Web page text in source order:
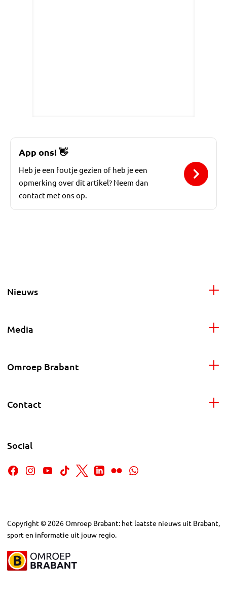
App ons!👋
Heb je een foutje gezien of heb je een
opmerking over dit artikel? Neem dan
contact met ons op.
Nieuws
Media
Omroep Brabant
Contact
Social
Copyright © 2026Omroep Brabant: het laatste nieuws uit Brabant,
sport en informatie uit jouw regio.